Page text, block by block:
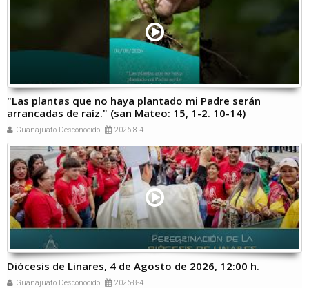
"Las plantas que no haya plantado mi Padre serán
arrancadas de raíz." (san Mateo: 15, 1-2. 10-14)
Guanajuato Desconocido 2026-8-4
Diócesis de Linares, 4 de Agosto de 2026, 12:00 h.
Guanajuato Desconocido 2026-8-4